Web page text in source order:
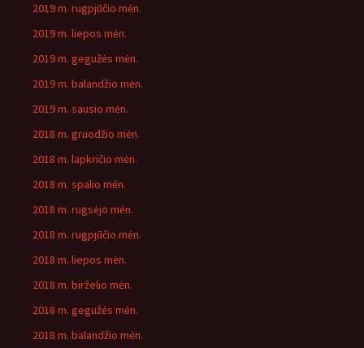
2019 m. rugpjūčio mėn.
2019 m. liepos mėn.
2019 m. gegužės mėn.
2019 m. balandžio mėn.
2019 m. sausio mėn.
2018 m. gruodžio mėn.
2018 m. lapkričio mėn.
2018 m. spalio mėn.
2018 m. rugsėjo mėn.
2018 m. rugpjūčio mėn.
2018 m. liepos mėn.
2018 m. birželio mėn.
2018 m. gegužės mėn.
2018 m. balandžio mėn.